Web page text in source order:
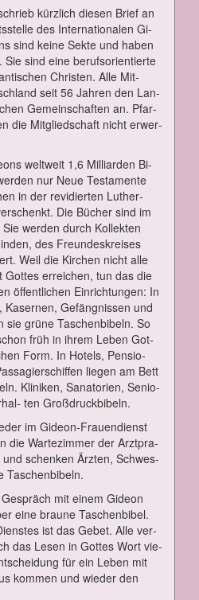
kürz­lich die­sen Brief an
des In­ter­na­tio­na­len Gi­
sind kei­ne Sek­te und ha­ben
sind ei­ne be­rufs­ori­en­tier­te
Chris­ten. Al­le Mit-
seit 56 Jah­ren den Lan­
Ge­mein­schaf­ten an. Pfar­
die Mit­glied­schaft nicht er­wer­
welt­weit 1,6 Mil­li­ar­den Bi­
nur Neue Tes­ta­men­te
in der re­vi­dier­ten Lu­ther­
Die Bü­cher sind im
wer­den durch Kol­lek­ten
des Freun­des­krei­ses
Weil die Kir­chen nicht al­le
Got­tes er­rei­chen, tun das die
öf­fent­li­chen Ein­rich­tun­gen: In
Ge­fäng­nis­sen und
sie grü­ne Ta­schen­bi­beln. So
früh in ih­rem Le­ben Got­
Form. In Ho­tels, Pen­sio­
lie­gen am Bett
Kli­ni­ken, Sa­na­to­ri­en, Se­nio­
ten Groß­druck­bi­beln.
im Gi­de­on-Frau­en­dienst
die War­te­zim­mer der Arzt­pra­
schen­ken Ärz­ten, Schwes­
Ta­schen­bi­beln.
mit ei­nem Gi­de­on
ei­ne brau­ne Ta­schen­bi­bel.
ist das Ge­bet. Al­le ver­
das Le­sen in Got­tes Wort vie­
für ein Le­ben mit
kom­men und wie­der den